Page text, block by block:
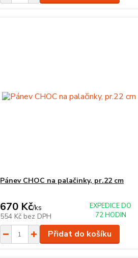
Pánev CHOC na palačinky, pr.22 cm
670 Kč/ks
554 Kč bez DPH
EXPEDICE DO
72 HODIN
Přidat do košíku